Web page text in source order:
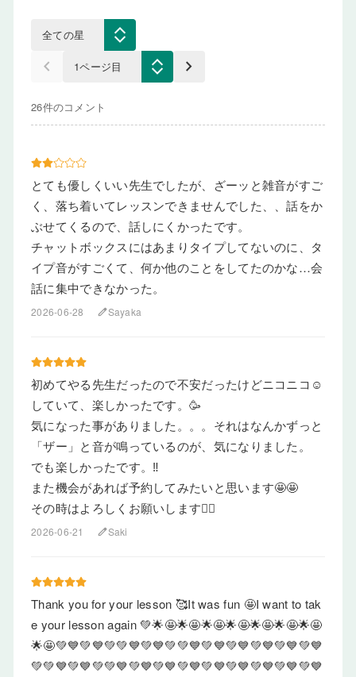
keyboard_arrow_left keyboard_arrow_right
26件のコメント
とても優しくいい先生でしたが、ざーッと雑音がすご
く、落ち着いてレッスンできませんでした、、話をか
ぶせてくるので、話しにくかったです。
チャットボックスにはあまりタイプしてないのに、タ
イプ音がすごくて、何か他のことをしてたのかな…会
話に集中できなかった。
2026-06-28 editSayaka
初めてやる先生だったので不安だったけどニコニコ☺️
していて、楽しかったです。🥳
気になった事がありました。。。それはなんかずっと
「ザー」と音が鳴っているのが、気になりました。
でも楽しかったです。‼️
また機会があれば予約してみたいと思います🤩🤩
その時はよろしくお願いします🙇‍♀️
2026-06-21 editSaki
Thank you for your lesson 🥰It was fun 🤩I want to tak
e your lesson again 💚🌟🤩🌟🤩🌟🤩🌟🤩🌟🤩🌟🤩🌟🤩
🌟🤩💚💙💚💙💚💚💙💚💙💚💚💙💚💙💚💙💚💙💚💙💚💙
💚💚💙💚💙💚💚💙💚💙💚💙💚💙💚💙💚💙💚💙💚💙💚💙